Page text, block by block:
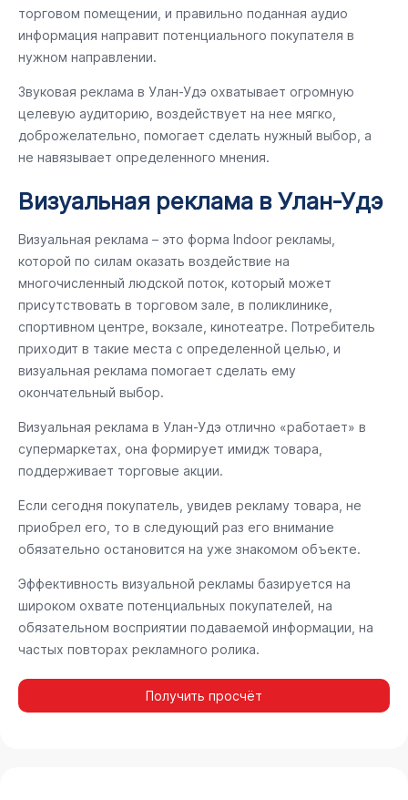
торговом помещении, и правильно поданная аудио
информация направит потенциального покупателя в
нужном направлении.
Звуковая реклама в Улан-Удэ охватывает огромную
целевую аудиторию, воздействует на нее мягко,
доброжелательно, помогает сделать нужный выбор, а
не навязывает определенного мнения.
Визуальная реклама в Улан-Удэ
Визуальная реклама – это форма Indoor рекламы,
которой по силам оказать воздействие на
многочисленный людской поток, который может
присутствовать в торговом зале, в поликлинике,
спортивном центре, вокзале, кинотеатре. Потребитель
приходит в такие места с определенной целью, и
визуальная реклама помогает сделать ему
окончательный выбор.
Визуальная реклама в Улан-Удэ отлично «работает» в
супермаркетах, она формирует имидж товара,
поддерживает торговые акции.
Если сегодня покупатель, увидев рекламу товара, не
приобрел его, то в следующий раз его внимание
обязательно остановится на уже знакомом объекте.
Эффективность визуальной рекламы базируется на
широком охвате потенциальных покупателей, на
обязательном восприятии подаваемой информации, на
частых повторах рекламного ролика.
Получить просчёт